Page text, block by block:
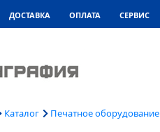
ДОСТАВКА ОПЛАТА СЕРВИС
Каталог Печатное оборудование